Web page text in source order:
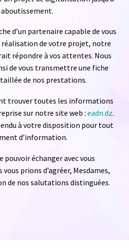
d’un partenaire capable de vous
réalisation de votre projet, notre
répondre à vos attentes. Nous
de vous transmettre une fiche
de nos prestations.
trouver toutes les informations
sur notre site web : eadn.dz.
à votre disposition pour tout
d’information.
pouvoir échanger avec vous
prions d’agréer, Mesdames,
de nos salutations distinguées.